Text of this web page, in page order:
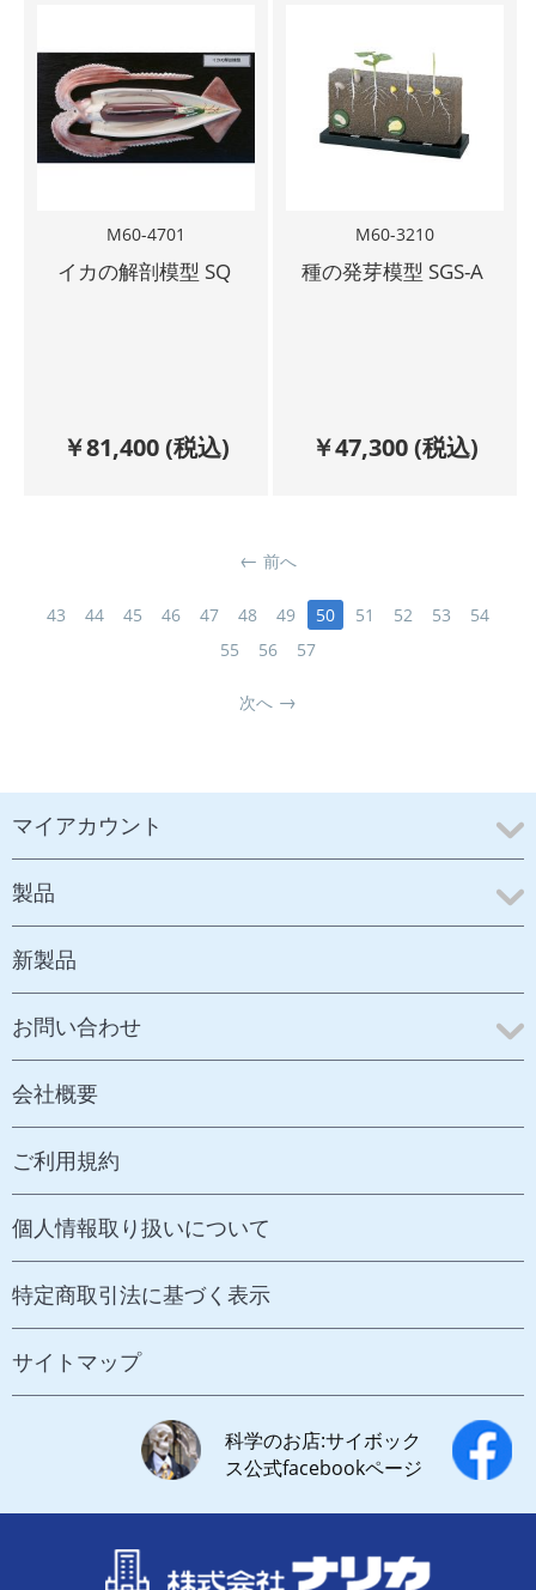
M60-4701
イカの解剖模型 SQ
￥81,400(税込)
M60-3210
種の発芽模型 SGS-A
￥47,300(税込)
前へ
43 44 45 46 47 48 49 50 51 52 53
54
55
56 57
次へ
マイアカウント
製品
新製品
お問い合わせ
会社概要
ご利用規約
個人情報取り扱いについて
特定商取引法に基づく表示
サイトマップ
科学のお店:サイボック
ス公式facebookページ